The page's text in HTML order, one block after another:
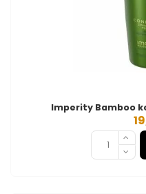
Imperity Bamboo